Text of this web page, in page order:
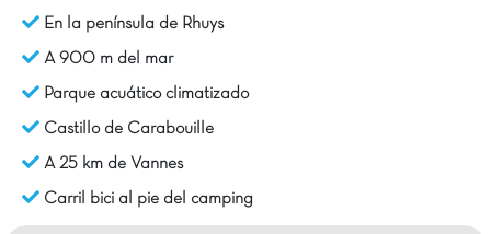
En la península de Rhuys
A 900 m del mar
Parque acuático climatizado
Castillo de Carabouille
A 25 km de Vannes
Carril bici al pie del camping